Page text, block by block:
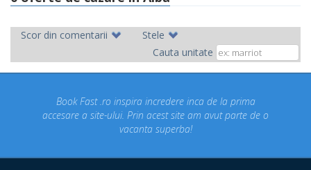
Scor din comentarii
Stele
Cauta unitate
Fast .ro inspira incredere inca de la prima
a site-ului. Prin acest site am avut parte de o
vacanta superba!